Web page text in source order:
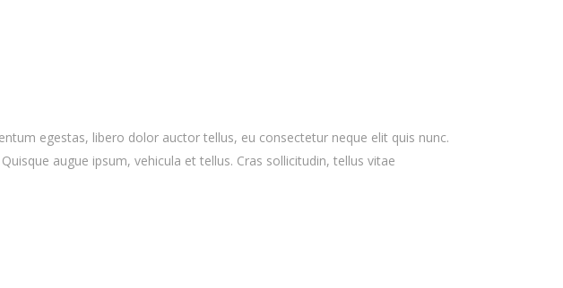
egestas, libero dolor auctor tellus, eu consectetur neque elit quis nunc.
augue ipsum, vehicula et tellus. Cras sollicitudin, tellus vitae